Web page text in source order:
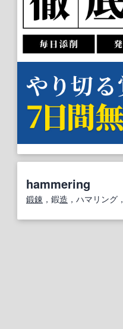
hammering
鍛錬 ，鍜造 ，ハマリング，